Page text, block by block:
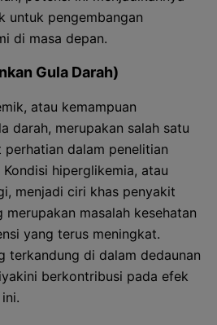
untuk pengembangan
di masa depan.
Gula Darah)
atau kemampuan
darah, merupakan salah satu
dalam penelitian
hiperglikemia, atau
menjadi ciri khas penyakit
masalah kesehatan
yang terus meningkat.
terkandung di dalam dedaunan
berkontribusi pada efek